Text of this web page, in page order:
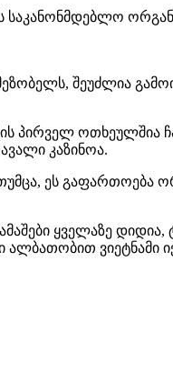
საკანონმდებლო
შეუძლია
პირველ
კაზინოა.
თუმცა, ეს გაფართოება
ყველაზე
ვიეტნამი